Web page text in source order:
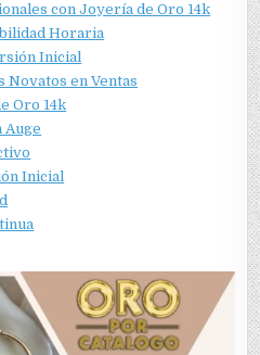
con Joyería de Oro 14k
Horaria
Inicial
Novatos en Ventas
Oro 14k
Auge
Inicial